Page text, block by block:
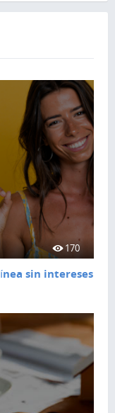
170
sin intereses